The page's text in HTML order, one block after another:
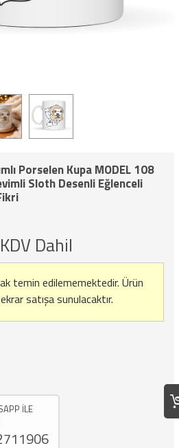
Porselen Kupa MODEL 108
Sloth Desenli Eğlenceli
KDV Dahil
temin edilememektedir. Ürün
satışa sunulacaktır.
İLE